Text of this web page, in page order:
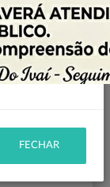
FECHAR